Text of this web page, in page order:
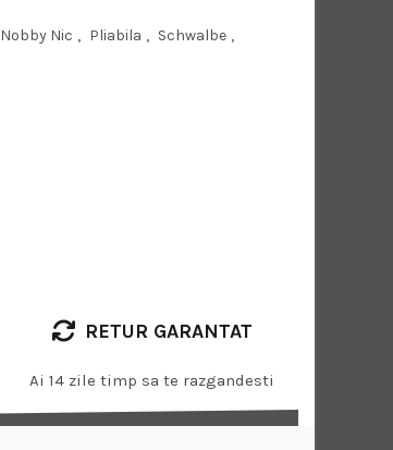
Nobby Nic , Pliabila , Schwalbe ,
RETUR GARANTAT
Ai 14 zile timp sa te razgandesti